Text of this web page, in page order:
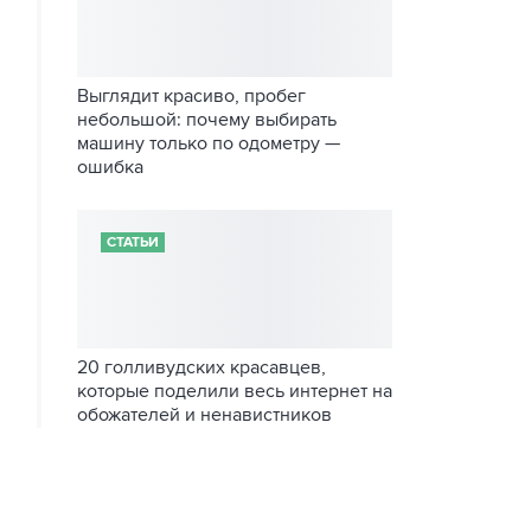
Выглядит красиво, пробег
небольшой: почему выбирать
машину только по одометру —
ошибка
СТАТЬИ
20 голливудских красавцев,
которые поделили весь интернет на
обожателей и ненавистников